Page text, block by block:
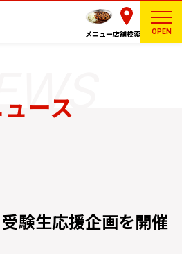
メニュー店舗検索 OPEN
ース
受験生応援企画を開催